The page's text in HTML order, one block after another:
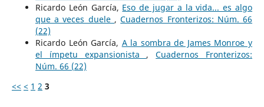
Ricardo León García, Eso de jugar a la vida... es algo
que a veces duele ,Cuadernos Fronterizos: Núm. 66
(22)
Ricardo León García, A la sombra de James Monroe y
el ímpetu expansionista ,Cuadernos Fronterizos:
Núm. 66 (22)
<< < 1 2 3